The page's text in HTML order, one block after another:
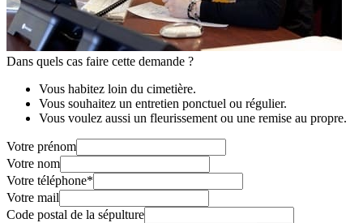
Dans quels cas faire cette demande ?
Vous habitez loin du cimetière.
Vous souhaitez un entretien ponctuel ou régulier.
Vous voulez aussi un fleurissement ou une remise au propre.
Votre prénom
Votre nom
Votre téléphone*
Votre mail
Code postal de la sépulture